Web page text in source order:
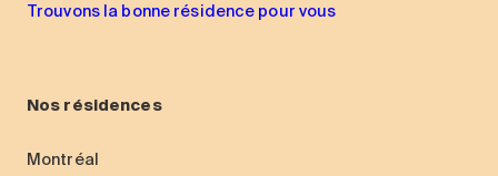
Trouvons la bonne résidence pour vous
Nos résidences
Montréal